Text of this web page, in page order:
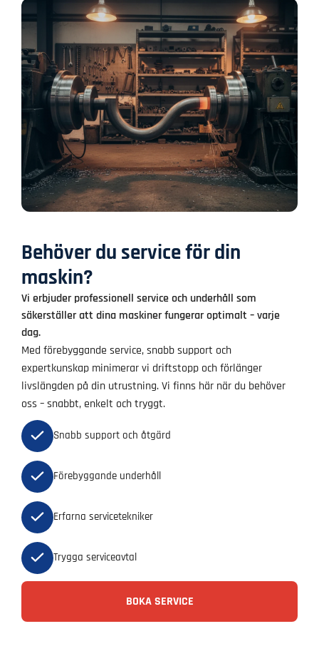
Behöver du service för din
maskin?
Vi erbjuder professionell service och underhåll som
säkerställer att dina maskiner fungerar optimalt – varje
dag.
Med förebyggande service, snabb support och
expertkunskap minimerar vi driftstopp och förlänger
livslängden på din utrustning. Vi finns här när du behöver
oss – snabbt, enkelt och tryggt.
Snabb support och åtgärd
Förebyggande underhåll
Erfarna servicetekniker
Trygga serviceavtal
BOKA SERVICE